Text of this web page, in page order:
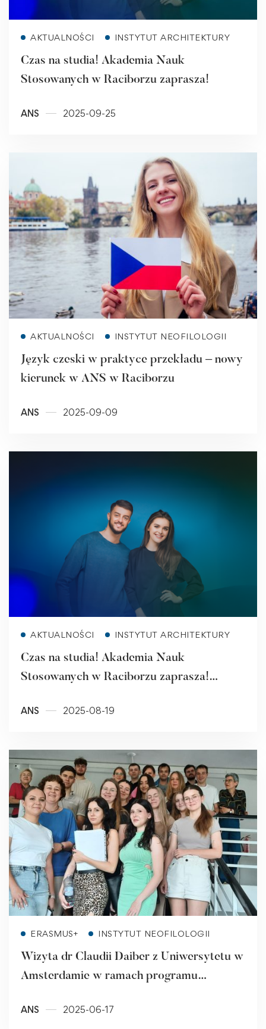
AKTUALNOŚCI INSTYTUT ARCHITEKTURY
Czas na studia! Akademia Nauk
Stosowanych w Raciborzu zaprasza!
ANS 2025-09-25
AKTUALNOŚCI INSTYTUT NEOFILOLOGII
Język czeski w praktyce przekładu – nowy
kierunek w ANS w Raciborzu
ANS 2025-09-09
AKTUALNOŚCI INSTYTUT ARCHITEKTURY
Czas na studia! Akademia Nauk
Stosowanych w Raciborzu zaprasza!
ANS 2025-08-19
ERASMUS+ INSTYTUT NEOFILOLOGII
Wizyta dr Claudii Daiber z Uniwersytetu w
Amsterdamie w ramach programu
ANS 2025-06-17